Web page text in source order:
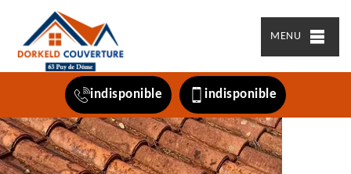
MENU
indisponible indisponible